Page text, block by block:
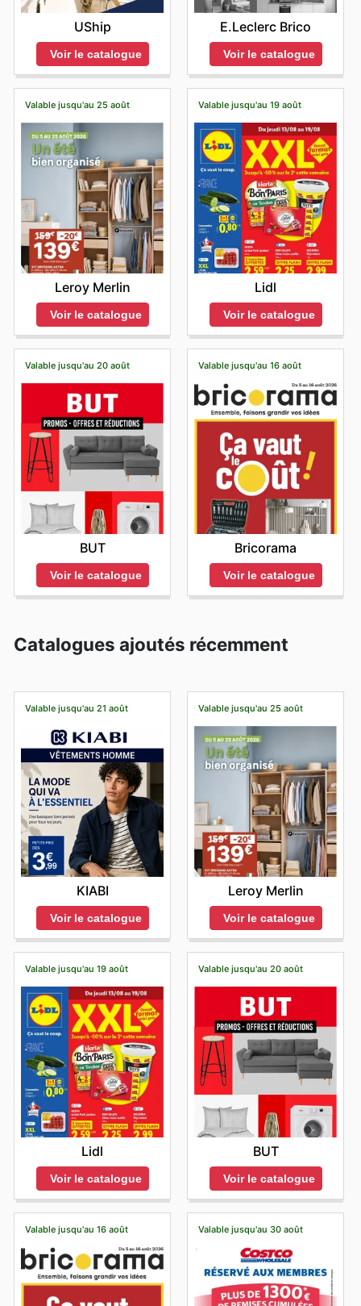
UShip
Voir le catalogue
E.Leclerc Brico
Voir le catalogue
Valable jusqu'au 25 août
Leroy Merlin
Voir le catalogue
Valable jusqu'au 19 août
Lidl
Voir le catalogue
Valable jusqu'au 20 août
BUT
Voir le catalogue
Valable jusqu'au 16 août
Bricorama
Voir le catalogue
Catalogues ajoutés récemment
Valable jusqu'au 21 août
KIABI
Voir le catalogue
Valable jusqu'au 25 août
Leroy Merlin
Voir le catalogue
Valable jusqu'au 19 août
Lidl
Voir le catalogue
Valable jusqu'au 20 août
BUT
Voir le catalogue
Valable jusqu'au 16 août Valable jusqu'au 30 août